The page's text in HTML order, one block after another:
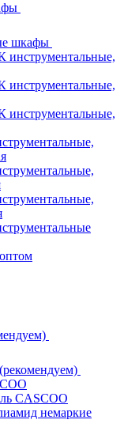
шкафы
CASCOO
немаркие